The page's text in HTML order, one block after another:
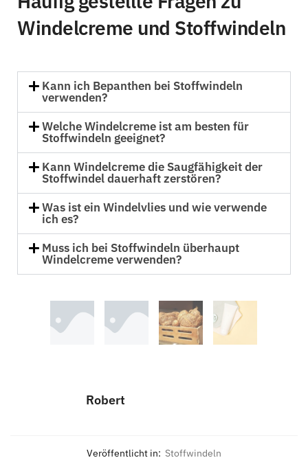
Windelcreme und Stoffwindeln
Kann ich Bepanthen bei Stoffwindeln
verwenden?
Welche Windelcreme ist am besten für
Stoffwindeln geeignet?
Kann Windelcreme die Saugfähigkeit der
Stoffwindel dauerhaft zerstören?
Was ist ein Windelvlies und wie verwende
ich es?
Muss ich bei Stoffwindeln überhaupt
Windelcreme verwenden?
Robert
Veröffentlicht in: Stoffwindeln